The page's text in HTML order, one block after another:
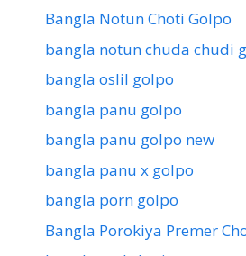
Bangla Notun Choti Golpo
bangla notun chuda chudi
bangla oslil golpo
bangla panu golpo
bangla panu golpo new
bangla panu x golpo
bangla porn golpo
Bangla Porokiya Premer